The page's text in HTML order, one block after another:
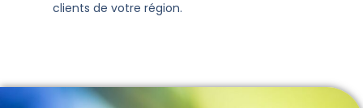
clients de votre région​​.